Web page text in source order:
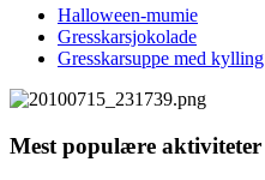
Halloween-mumie
Gresskarsjokolade
Gresskarsuppe med kylling
Mest populære aktiviteter